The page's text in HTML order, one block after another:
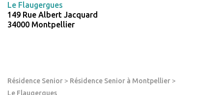
Résidence Senior > Résidence Senior à Montpellier >
Le Flaugergues
Le Flaugergues
149 Rue Albert Jacquard
34000 Montpellier